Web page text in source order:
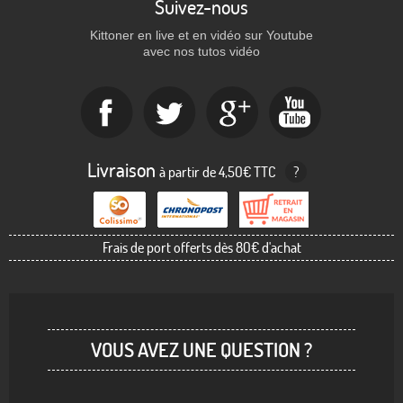
Suivez-nous
Kittoner en live et en vidéo sur Youtube
avec nos tutos vidéo
Livraison à partir de 4,50€ TTC ?
Frais de port offerts dès 80€ d'achat
VOUS AVEZ UNE QUESTION ?